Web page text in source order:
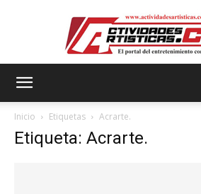
Inicio Etiquetas Acrarte.
Etiqueta: Acrarte.